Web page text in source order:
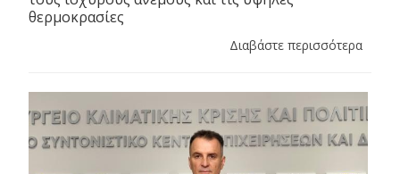
θερμοκρασίες
Διαβάστε περισσότερα